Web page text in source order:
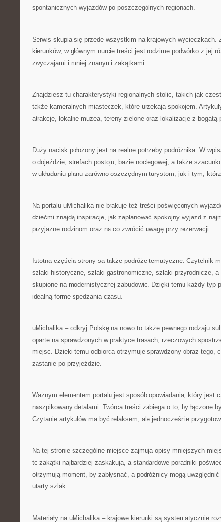
spontanicznych wyjazdów po poszczególnych regionach.
Serwis skupia się przede wszystkim na krajowych wycieczkach.
kierunków, w głównym nurcie treści jest rodzime podwórko z jej
zwyczajami i mniej znanymi zakątkami.
Znajdziesz tu charakterystyki regionalnych stolic, takich jak
także kameralnych miasteczek, które urzekają spokojem.
atrakcje, lokalne muzea, tereny zielone oraz lokalizacje z bogatą
Duży nacisk położony jest na realne potrzeby podróżnika. W
o dojeździe, strefach postoju, bazie noclegowej, a także
w układaniu planu zarówno oszczędnym turystom, jak i tym,
Na portalu uMichalika nie brakuje też treści poświęconych
dziećmi znajdą inspiracje, jak zaplanować spokojny wyjazd z
przyjazne rodzinom oraz na co zwrócić uwagę przy rezerwacji.
Istotną częścią strony są także podróże tematyczne. Czytelnik
szlaki historyczne, szlaki gastronomiczne, szlaki przyrodnicze,
skupione na modernistycznej zabudowie. Dzięki temu każdy typ
idealną formę spędzania czasu.
uMichalika – odkryj Polskę na nowo to także pewnego rodzaju
oparte na sprawdzonych w praktyce trasach, rzeczowych
miejsc. Dzięki temu odbiorca otrzymuje sprawdzony obraz tego,
zastanie po przyjeździe.
Ważnym elementem portalu jest sposób opowiadania, który jest
naszpikowany detalami. Twórca treści zabiega o to, by łączone
Czytanie artykułów ma być relaksem, ale jednocześnie
Na tej stronie szczególne miejsce zajmują opisy mniejszych
te zakątki najbardziej zaskakują, a standardowe poradniki
otrzymują moment, by zabłysnąć, a podróżnicy mogą
utarty szlak.
Materiały na uMichalika – krajowe kierunki są systematycznie